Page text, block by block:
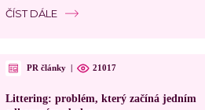
ČÍST DÁLE
PR články 21017
Littering: problém, který začíná jedním